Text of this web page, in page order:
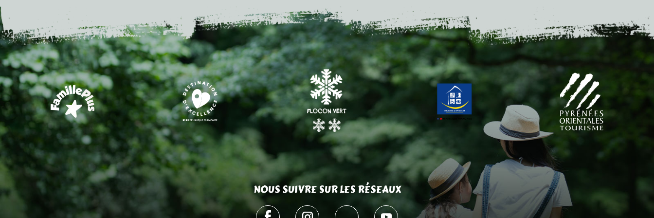
NOUS SUIVRE SUR LES RÉSEAUX